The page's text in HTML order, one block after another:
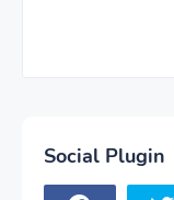
Social Plugin